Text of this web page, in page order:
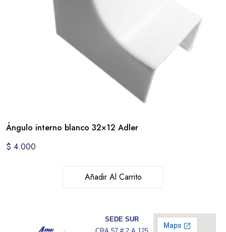
Ángulo interno blanco 32×12 Adler
$ 4.000
Añadir Al Carrito
SEDE SUR